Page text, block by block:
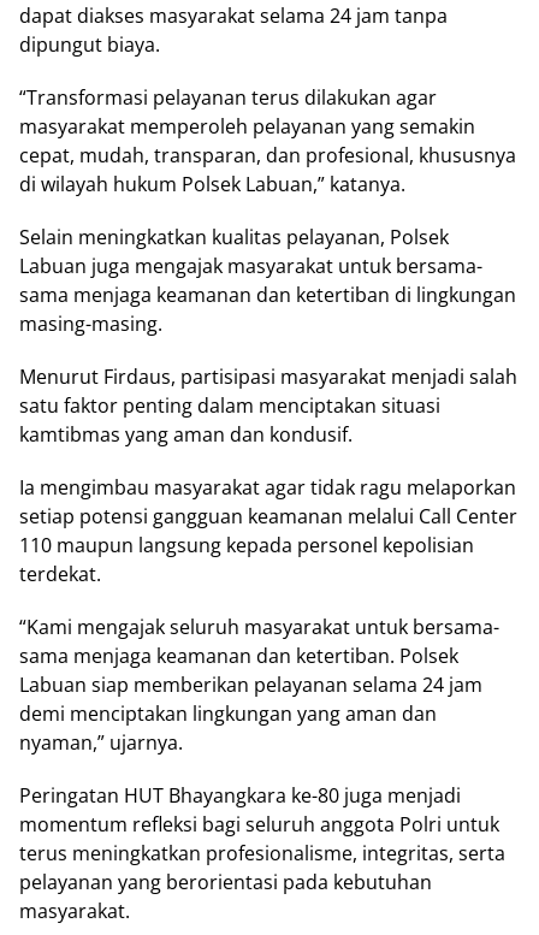
dapat diakses masyarakat selama 24 jam tanpa
dipungut biaya.
“Transformasi pelayanan terus dilakukan agar
masyarakat memperoleh pelayanan yang semakin
cepat, mudah, transparan, dan profesional, khususnya
di wilayah hukum Polsek Labuan,” katanya.
Selain meningkatkan kualitas pelayanan, Polsek
Labuan juga mengajak masyarakat untuk bersama-
sama menjaga keamanan dan ketertiban di lingkungan
masing-masing.
Menurut Firdaus, partisipasi masyarakat menjadi salah
satu faktor penting dalam menciptakan situasi
kamtibmas yang aman dan kondusif.
Ia mengimbau masyarakat agar tidak ragu melaporkan
setiap potensi gangguan keamanan melalui Call Center
110 maupun langsung kepada personel kepolisian
terdekat.
“Kami mengajak seluruh masyarakat untuk bersama-
sama menjaga keamanan dan ketertiban. Polsek
Labuan siap memberikan pelayanan selama 24 jam
demi menciptakan lingkungan yang aman dan
nyaman,” ujarnya.
Peringatan HUT Bhayangkara ke-80 juga menjadi
momentum refleksi bagi seluruh anggota Polri untuk
terus meningkatkan profesionalisme, integritas, serta
pelayanan yang berorientasi pada kebutuhan
masyarakat.